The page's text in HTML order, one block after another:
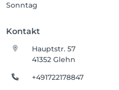
Sonntag
Kontakt
Hauptstr. 57
41352 Glehn
+491722178847